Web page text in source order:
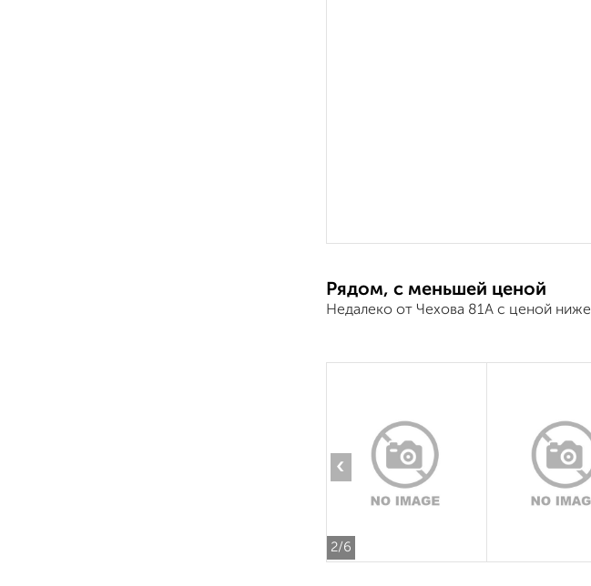
Рядом, с меньшей ценой
Недалеко от Чехова 81А с ценой ниже
2/6
‹